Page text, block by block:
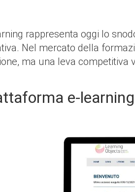
rappresenta oggi lo
Nel mercato della
ma una leva competitiva
e-